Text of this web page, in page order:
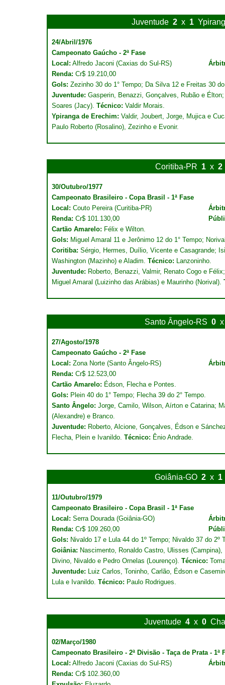
Juventude 2 x 1
24/Abril/1976
Campeonato Gaúcho - 2ª Fase
Local: Alfredo Jaconi (Caxias do Sul-RS)
Renda: Cr$ 19.210,00
Gols: Zezinho 30 do 1° Tempo; Da Silva 12 e Freitas 30
Juventude: Gasperin, Benazzi, Gonçalves, Rubão e
Soares (Jacy). Técnico: Valdir Morais.
Ypiranga de Erechim: Valdir, Joubert, Jorge, Mujica e
Paulo Roberto (Rosalino), Zezinho e Evonir.
Coritiba-PR 1 x 2
30/Outubro/1977
Campeonato Brasileiro - Copa Brasil - 1ª Fase
Local: Couto Pereira (Curitiba-PR)
Renda: Cr$ 101.130,00
Cartão Amarelo: Félix e Wilton.
Gols: Miguel Amaral 11 e Jerônimo 12 do 1° Tempo;
Coritiba: Sérgio, Hermes, Duílio, Vicente e Casagrande;
Washington (Mazinho) e Aladim. Técnico: Lanzoninho.
Juventude: Roberto, Benazzi, Valmir, Renato Cogo e
Miguel Amaral (Luizinho das Arábias) e Maurinho (Norival).
Santo Ângelo-RS 0 x
27/Agosto/1978
Campeonato Gaúcho - 2ª Fase
Local: Zona Norte (Santo Ângelo-RS)
Renda: Cr$ 12.523,00
Cartão Amarelo: Édson, Flecha e Pontes.
Gols: Plein 40 do 1° Tempo; Flecha 39 do 2° Tempo.
Santo Ângelo: Jorge, Camilo, Wilson, Aírton e Catarina;
(Alexandre) e Branco.
Juventude: Roberto, Alcione, Gonçalves, Édson e
Flecha, Plein e Ivanildo. Técnico: Ênio Andrade.
Goiânia-GO 2 x 1
11/Outubro/1979
Campeonato Brasileiro - Copa Brasil - 1ª Fase
Local: Serra Dourada (Goiânia-GO)
Renda: Cr$ 109.260,00
Gols: Nivaldo 17 e Lula 44 do 1º Tempo; Nivaldo 37 do 2º
Goiânia: Nascimento, Ronaldo Castro, Ulisses
Divino, Nivaldo e Pedro Ornelas (Lourenço). Técnico:
Juventude: Luiz Carlos, Toninho, Carlão, Édson e
Lula e Ivanildo. Técnico: Paulo Rodrigues.
Juventude 4 x 0
02/Março/1980
Campeonato Brasileiro - 2ª Divisão - Taça de Prata - 1ª
Local: Alfredo Jaconi (Caxias do Sul-RS)
Renda: Cr$ 102.360,00